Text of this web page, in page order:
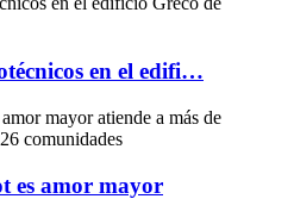
en el edifi…
es amor mayor